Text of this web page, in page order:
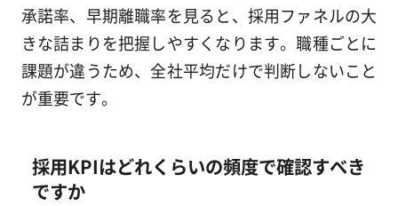
承諾率、早期離職率を見ると、採用ファネルの大
きな詰まりを把握しやすくなります。職種ごとに
課題が違うため、全社平均だけで判断しないこと
が重要です。
採用KPIはどれくらいの頻度で確認すべき
ですか